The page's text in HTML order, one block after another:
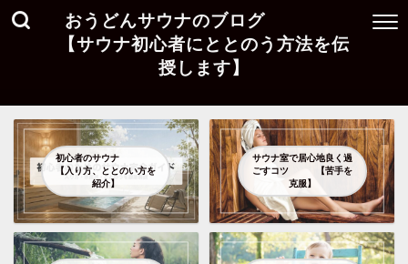
おうどんサウナのブログ
【サウナ初心者にととのう方法を伝
授します】
初心者のサウナ
【入り方、ととのい方を
紹介】
サウナ室で居心地良く過
ごすコツ 【苦手を
克服】